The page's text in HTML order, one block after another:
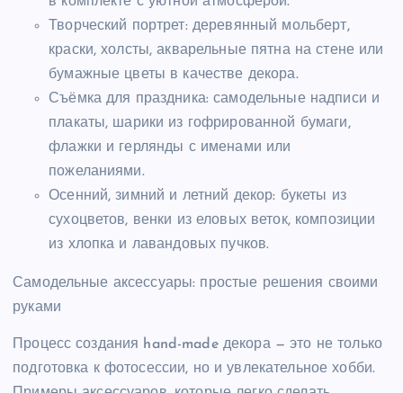
Творческий портрет: деревянный мольберт,
краски, холсты, акварельные пятна на стене или
бумажные цветы в качестве декора.
Съёмка для праздника: самодельные надписи и
плакаты, шарики из гофрированной бумаги,
флажки и герлянды с именами или
пожеланиями.
Осенний, зимний и летний декор: букеты из
сухоцветов, венки из еловых веток, композиции
из хлопка и лавандовых пучков.
Самодельные аксессуары: простые решения своими
руками
Процесс создания hand-made декора — это не только
подготовка к фотосессии, но и увлекательное хобби.